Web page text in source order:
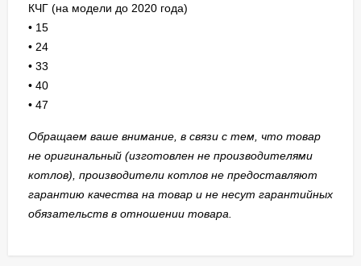
КЧГ (на модели до 2020 года)
• 15
• 24
• 33
• 40
• 47
Обращаем ваше внимание, в связи с тем, что товар
не оригинальный (изготовлен не производителями
котлов), производители котлов не предоставляют
гарантию качества на товар и не несут гарантийных
обязательств в отношении товара.